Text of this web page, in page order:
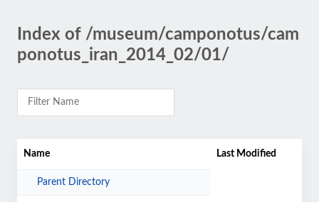
Index of /museum/camponotus/cam
ponotus_iran_2014_02/01/
Name Last Modified
Parent Directory